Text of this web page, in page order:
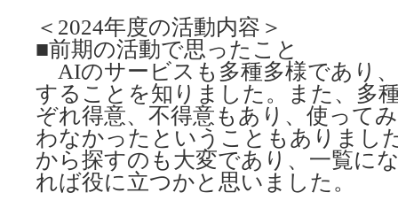
＜2024年度の活動内容＞
■前期の活動で思ったこと
AIのサービスも多種多様であり
することを知りました。また、多
ぞれ得意、不得意もあり、使って
わなかったということもありまし
から探すのも大変であり、一覧に
れば役に立つかと思いました。